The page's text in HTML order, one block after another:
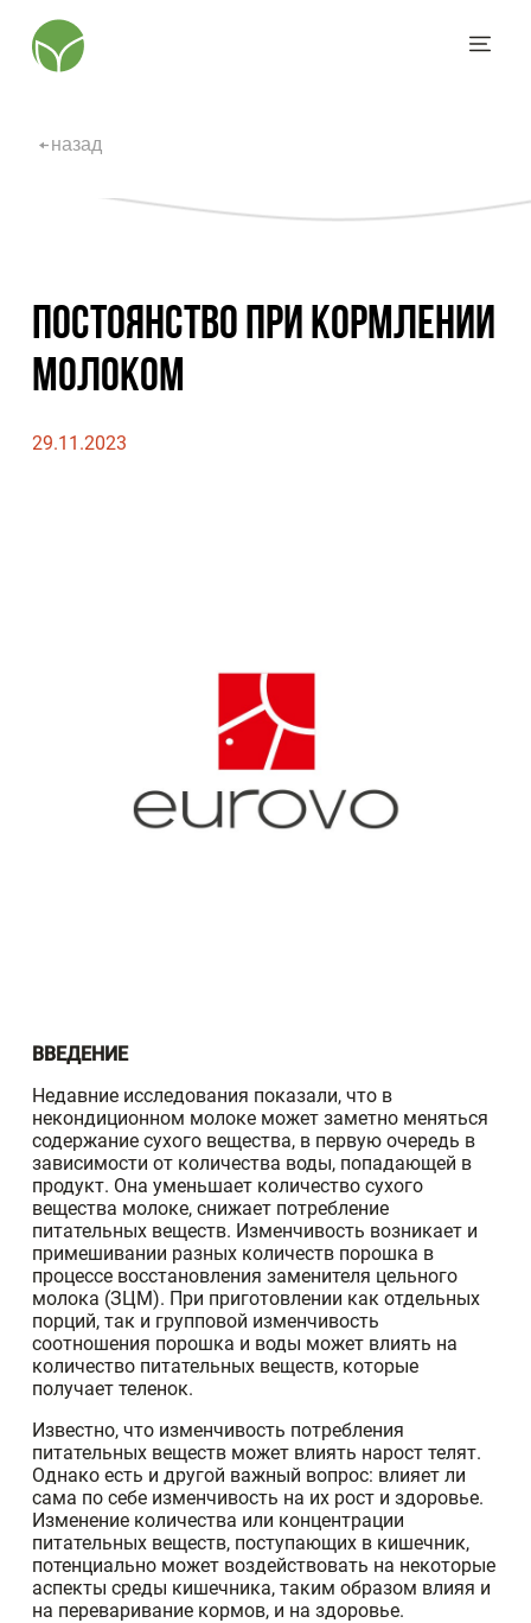
назад
ПОСТОЯНСТВО ПРИ КОРМЛЕНИИ
МОЛОКОМ
29.11.2023
ВВЕДЕНИЕ
Недавние исследования показали, что в
некондиционном молоке может заметно меняться
содержание сухого вещества, в первую очередь в
зависимости от количества воды, попадающей в
продукт. Она уменьшает количество сухого
вещества молоке, снижает потребление
питательных веществ. Изменчивость возникает и
примешивании разных количеств порошка в
процессе восстановления заменителя цельного
молока (ЗЦМ). При приготовлении как отдельных
порций, так и групповой изменчивость
соотношения порошка и воды может влиять на
количество питательных веществ, которые
получает теленок.
Известно, что изменчивость потребления
питательных веществ может влиять нарост телят.
Однако есть и другой важный вопрос: влияет ли
сама по себе изменчивость на их рост и здоровье.
Изменение количества или концентрации
питательных веществ, поступающих в кишечник,
потенциально может воздействовать на некоторые
аспекты среды кишечника, таким образом влияя и
на переваривание кормов, и на здоровье.